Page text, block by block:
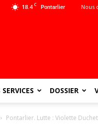
18.4 C Pontarlier Nous
DOSSIER
Pontarlier. Lutte : Violette